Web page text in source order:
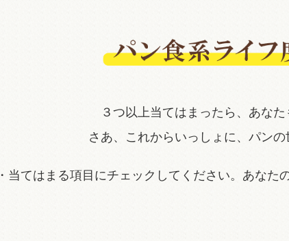
３つ以上当てはまったら、あなた
さあ、これからいっしょに、パンの
・当てはまる項目にチェックしてください。あなた